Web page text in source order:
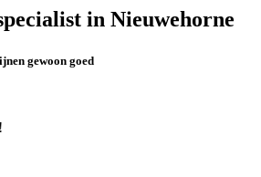
in Nieuwehorne
gewoon goed